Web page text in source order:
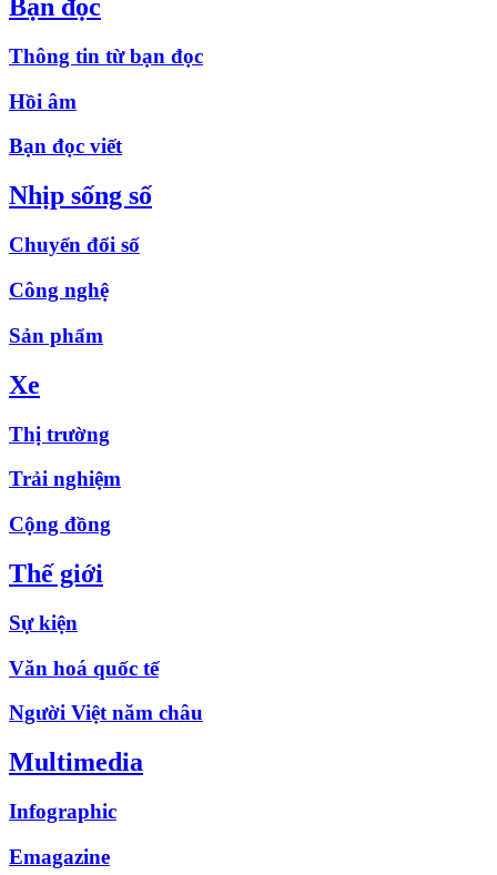
Bạn đọc
Thông tin từ bạn đọc
Hồi âm
Bạn đọc viết
Nhịp sống số
Chuyển đổi số
Công nghệ
Sản phẩm
Xe
Thị trường
Trải nghiệm
Cộng đồng
Thế giới
Sự kiện
Văn hoá quốc tế
Người Việt năm châu
Multimedia
Infographic
Emagazine